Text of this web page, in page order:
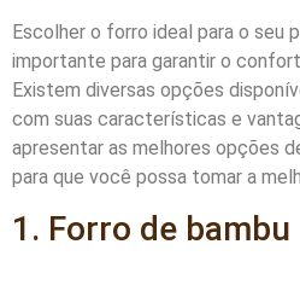
Escolher o forro ideal para o seu
importante para garantir o
Existem diversas opções
com suas características e
apresentar as melhores opções
para que você possa tomar a
1. Forro de bambu